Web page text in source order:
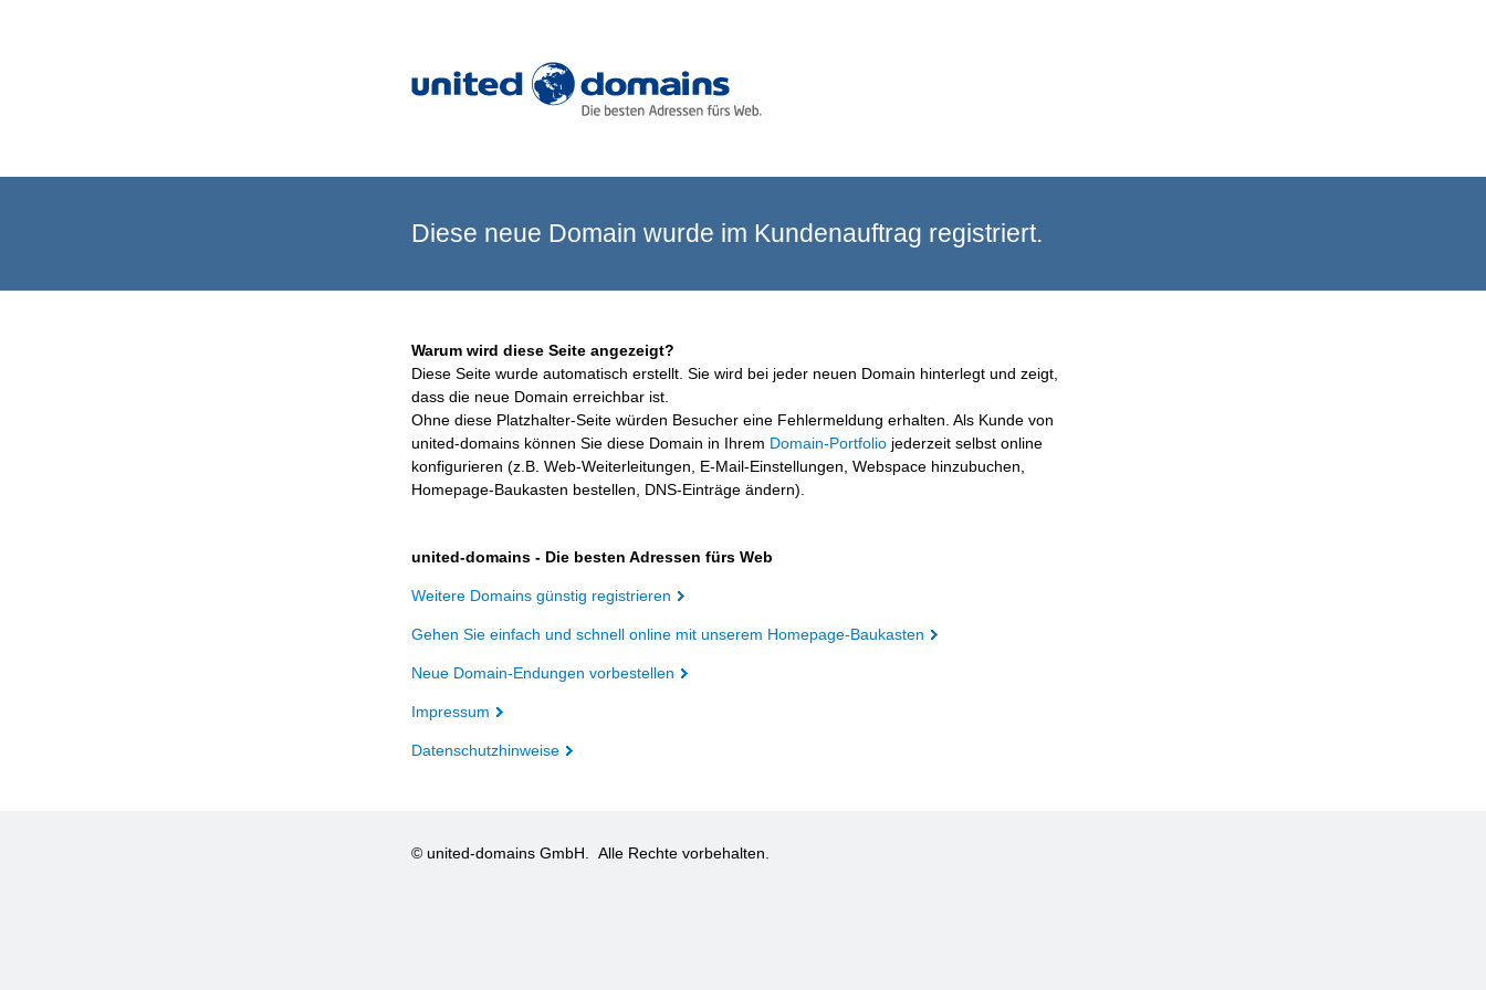
Diese neue Domain wurde im Kundenauftrag registriert.
Warum wird diese Seite angezeigt?
Diese Seite wurde automatisch erstellt. Sie wird bei jeder neuen Domain hinterlegt und zeigt,
dass die neue Domain erreichbar ist.
Ohne diese Platzhalter-Seite würden Besucher eine Fehlermeldung erhalten. Als Kunde von
united-domains können Sie diese Domain in Ihrem Domain-Portfolio jederzeit selbst online
konfigurieren (z.B. Web-Weiterleitungen, E-Mail-Einstellungen, Webspace hinzubuchen,
Homepage-Baukasten bestellen, DNS-Einträge ändern).
united-domains - Die besten Adressen fürs Web
Weitere Domains günstig registrieren
Gehen Sie einfach und schnell online mit unserem Homepage-Baukasten
Neue Domain-Endungen vorbestellen
Impressum
Datenschutzhinweise
© united-domains GmbH. Alle Rechte vorbehalten.